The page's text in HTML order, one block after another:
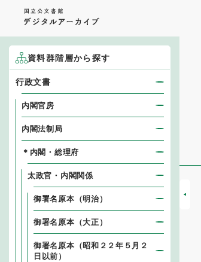
資料群階層から探す
行政文書
内閣官房
内閣法制局
＊内閣・総理府
太政官・内閣関係
御署名原本（明治）
御署名原本（大正）
御署名原本（昭和２２年５月２
日以前）